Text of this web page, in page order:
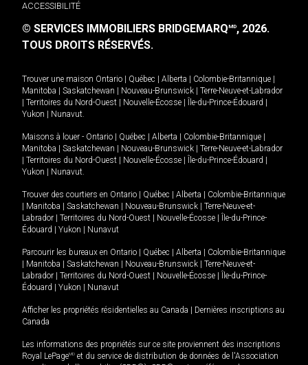
ACCESSIBILITÉ
© SERVICES IMMOBILIERS BRIDGEMARQMD, 2026.
TOUS DROITS RÉSERVÉS.
Trouver une maison Ontario Québec Alberta Colombie-Britannique
Manitoba
Saskatchewan Nouveau-Brunswick
Terre-Neuve-et-Labrador
Territoires du Nord-Ouest Nouvelle-Écosse Île-du-Prince-Édouard
Yukon
Nunavut.
Maisons à louer - Ontario Québec Alberta Colombie-Britannique
Manitoba
Saskatchewan Nouveau-Brunswick
Terre-Neuve-et-Labrador
Territoires du Nord-Ouest Nouvelle-Écosse Île-du-Prince-Édouard
Yukon
Nunavut.
Trouver des courtiers en Ontario Québec Alberta
Colombie-Britannique
Manitoba Saskatchewan Nouveau-Brunswick
Terre-Neuve-et-
Labrador
Territoires du Nord-Ouest Nouvelle-Écosse
Île-du-Prince-
Édouard
Yukon Nunavut
Parcourir les bureaux en Ontario Québec Alberta
Colombie-Britannique
Manitoba Saskatchewan Nouveau-Brunswick
Terre-Neuve-et-
Labrador
Territoires du Nord-Ouest Nouvelle-Écosse
Île-du-Prince-
Édouard
Yukon Nunavut
Afficher les propriétés résidentielles au Canada
Dernières inscriptions au
Canada
Les informations des propriétés sur ce site proviennent des inscriptions
Royal LePageMD et du service de distribution de données de l'Association